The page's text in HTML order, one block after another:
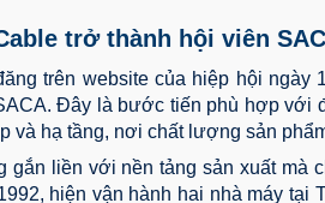
trở thành hội viên
trên website của hiệp hội
Đây là bước tiến phù hợp với
và hạ tầng, nơi chất lượng sản
gắn liền với nền tảng sản xuất mà
hiện vận hành hai nhà máy tại